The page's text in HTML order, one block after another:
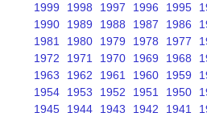
1999
1998 1997 1996 1995
1990
1989 1988 1987 1986
1981
1980 1979 1978 1977
1972
1971 1970 1969 1968
1963
1962 1961 1960 1959
1954
1953 1952 1951 1950
1945
1944 1943 1942 1941